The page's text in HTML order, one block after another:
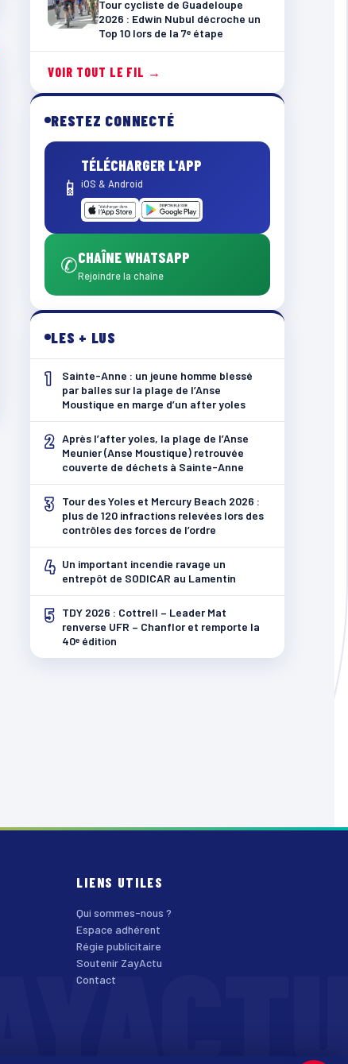
Tour cycliste de Guadeloupe
2026 : Edwin Nubul décroche un
Top 10 lors de la 7ᵉ étape
VOIR TOUT LE FIL →
RESTEZ CONNECTÉ
📱
TÉLÉCHARGER L'APP
iOS & Android
✆CHAÎNE WHATSAPP
Rejoindre la chaîne
LES + LUS
1
Sainte-Anne : un jeune homme blessé
par balles sur la plage de l’Anse
Moustique en marge d’un after yoles
2 Après l’after yoles, la plage de l’Anse
Meunier (Anse Moustique) retrouvée
couverte de déchets à Sainte-Anne
3
Tour des Yoles et Mercury Beach 2026 :
plus de 120 infractions relevées lors des
contrôles des forces de l’ordre
4 Un important incendie ravage un
entrepôt de SODICAR au Lamentin
5
TDY 2026 : Cottrell – Leader Mat
renverse UFR – Chanflor et remporte la
40ᵉ édition
LIENS UTILES
Qui sommes-nous ?
Espace adhérent
Régie publicitaire
Soutenir ZayActu
Contact